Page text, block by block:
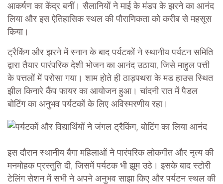
आकर्षण का केंद्र बनीं। सैलानियों ने माई के मंडप के झरने का आनंद
लिया और इस ऐतिहासिक स्थल की पौराणिकता को करीब से महसूस
किया।
ट्रैकिंग और झरने में स्नान के बाद पर्यटकों ने स्थानीय पर्यटन समिति
द्वारा तैयार पारंपरिक देशी भोजन का आनंद उठाया, जिसे माहुल पत्ती
के पत्तलों में परोसा गया। शाम होते ही ठाड़पथरा के मड हाउस स्थित
झील किनारे कैंप फायर का आयोजन हुआ। चांदनी रात में पैडल
बोटिंग का अनुभव पर्यटकों के लिए अविस्मरणीय रहा।
इस दौरान स्थानीय बैगा महिलाओं ने पारंपरिक लोकगीत और नृत्य की
मनमोहक प्रस्तुति दी, जिसमें पर्यटक भी झूम उठे। इसके बाद स्टोरी
टेलिंग सेशन में सभी ने अपने अनुभव साझा किए और पर्यटन स्थल की